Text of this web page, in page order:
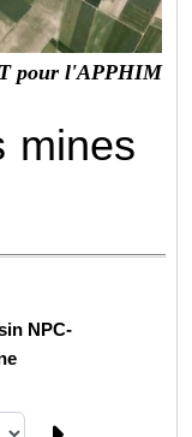
pour l'APPHIM
mines
NPC-